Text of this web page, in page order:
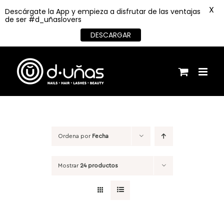
contenido
Ordena por Fecha
Mostrar 24 productos
Descárgate la App y empieza a disfrutar de las ventajas
de ser #d_uñaslovers
DESCARGAR
X